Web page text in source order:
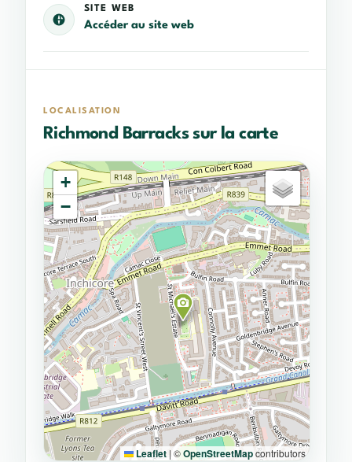
SITE WEB
Accéder au site web
LOCALISATION
Richmond Barracks sur la carte
+
−
Leaflet | ©OpenStreetMapcontributors